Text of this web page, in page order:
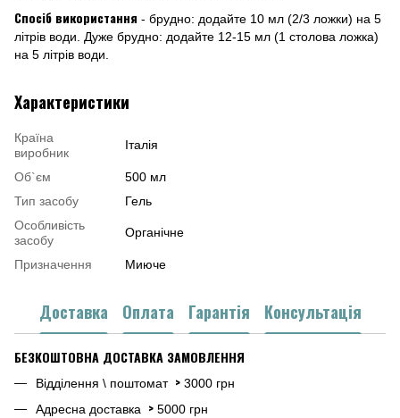
Спосіб використання - брудно: додайте 10 мл (2/3 ложки) на 5
літрів води. Дуже брудно: додайте 12-15 мл (1 столова ложка)
на 5 літрів води.
Характеристики
Країна
виробник
Італія
Об`єм
500 мл
Тип засобу
Гель
Особливість
засобу
Органічне
Призначення Миюче
Доставка Оплата Гарантія Консультація
БЕЗКОШТОВНА ДОСТАВКА ЗАМОВЛЕННЯ
Відділення \ поштомат > 3000 грн
Адресна доставка
> 5000 грн